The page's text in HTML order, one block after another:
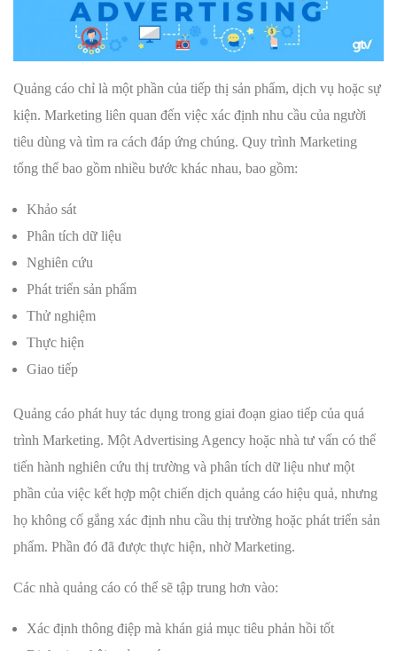
Quảng cáo chỉ là một phần của tiếp thị sản phẩm, dịch vụ hoặc sự
kiện. Marketing liên quan đến việc xác định nhu cầu của người
tiêu dùng và tìm ra cách đáp ứng chúng. Quy trình Marketing
tổng thể bao gồm nhiều bước khác nhau, bao gồm:
Khảo sát
Phân tích dữ liệu
Nghiên cứu
Phát triển sản phẩm
Thử nghiệm
Thực hiện
Giao tiếp
Quảng cáo phát huy tác dụng trong giai đoạn giao tiếp của quá
trình Marketing. Một Advertising Agency hoặc nhà tư vấn có thể
tiến hành nghiên cứu thị trường và phân tích dữ liệu như một
phần của việc kết hợp một chiến dịch quảng cáo hiệu quả, nhưng
họ không cố gắng xác định nhu cầu thị trường hoặc phát triển sản
phẩm. Phần đó đã được thực hiện, nhờ Marketing.
Các nhà quảng cáo có thể sẽ tập trung hơn vào:
Xác định thông điệp mà khán giả mục tiêu phản hồi tốt